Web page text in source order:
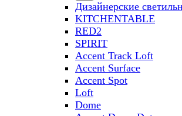
Дизайнерские
KITCHENTABLE
RED2
SPIRIT
Accent Track Loft
Accent Surface
Accent Spot
Loft
Dome